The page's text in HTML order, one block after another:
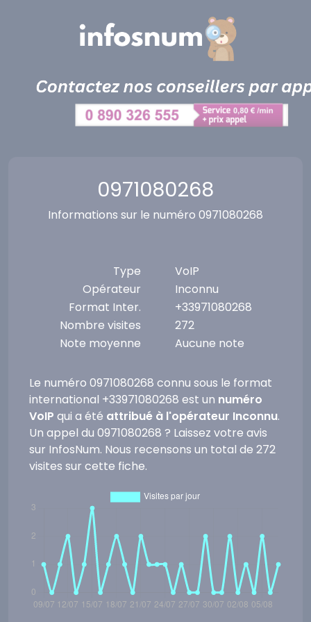
0971080268
Informations sur le numéro 0971080268
Type
VoIP
Opérateur
Inconnu
Format Inter.
+33971080268
Nombre visites
272
Note moyenne
Aucune note
Le numéro 0971080268 connu sous le format
international +33971080268 est un numéro
VoIP qui a été attribué à l'opérateur Inconnu.
Un appel du 0971080268 ? Laissez votre avis
sur InfosNum. Nous recensons un total de 272
visites sur cette fiche.